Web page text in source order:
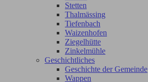
Stetten
Thalmässing
Tiefenbach
Waizenhofen
Ziegelhütte
Zinkelmühle
Geschichtliches
Geschichte der Gemeinde
Wappen